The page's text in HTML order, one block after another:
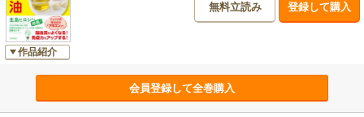
作品紹介
無料立読み 登録して購入
会員登録して全巻購入